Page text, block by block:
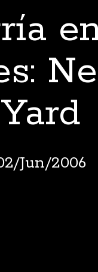
Yard
/Jun/2006